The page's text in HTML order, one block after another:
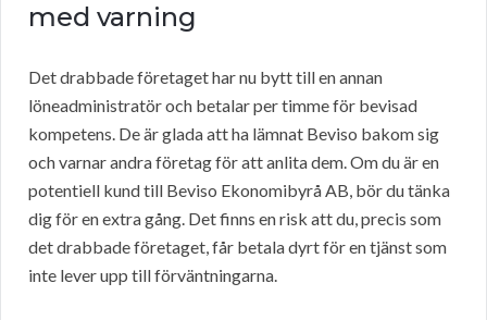
med varning
Det drabbade företaget har nu bytt till en annan
löneadministratör och betalar per timme för bevisad
kompetens. De är glada att ha lämnat Beviso bakom sig
och varnar andra företag för att anlita dem. Om du är en
potentiell kund till Beviso Ekonomibyrå AB, bör du tänka
dig för en extra gång. Det finns en risk att du, precis som
det drabbade företaget, får betala dyrt för en tjänst som
inte lever upp till förväntningarna.